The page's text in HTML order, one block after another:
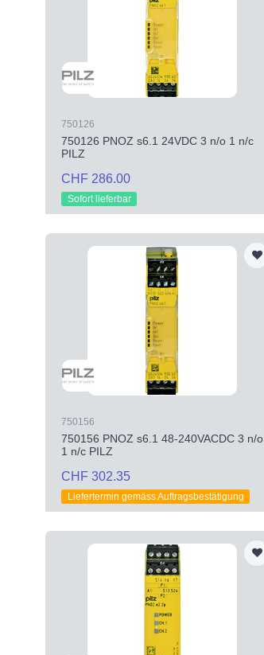
750126
750126 PNOZ s6.1 24VDC 3 n/o 1 n/c
PILZ
CHF 286.00
Sofort lieferbar
750156
750156 PNOZ s6.1 48-240VACDC 3 n/o
1 n/c PILZ
CHF 302.35
Liefertermin gemäss Auftragsbestätigung